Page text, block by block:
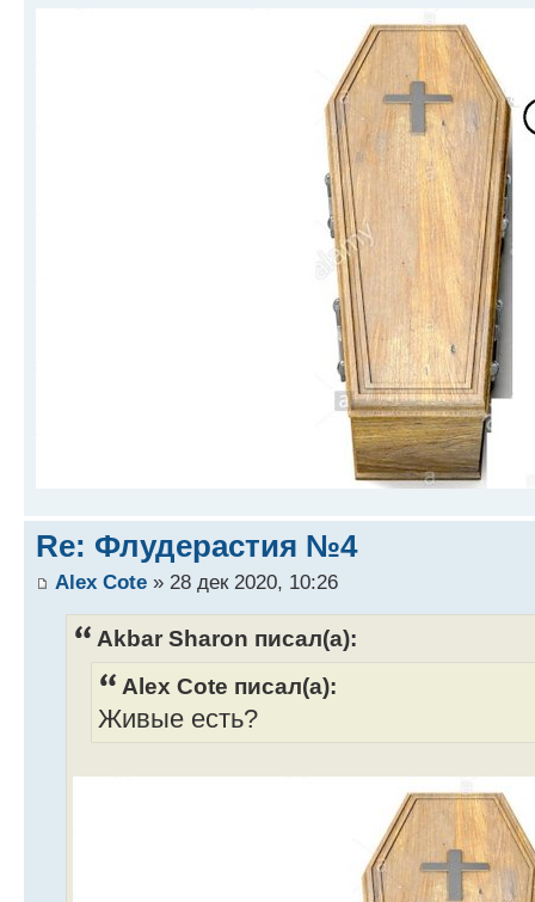
Re: Флудерастия №4
Alex Cote » 28 дек 2020, 10:26
Akbar Sharon писал(а):
Alex Cote писал(а):
Живые есть?